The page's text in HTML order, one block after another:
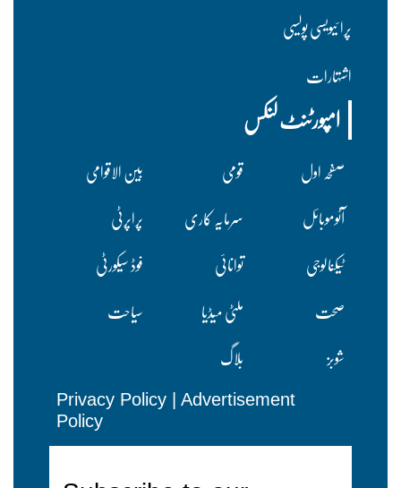
پرا ئیویسی پولسیی
اشتہارات
امپورٹنٹ لنکس
صفحہ اول قومی
بین الاقوامی
آٹوموبائل
سرمایہ کاری
پراپرٹی
ٹیکنالوجی
توانائی
فوڈ سیکورٹی
صحت
ملٹی میڈیا
سیاحت
شوبز
بلاگ
Privacy Policy | Advertisement
Policy